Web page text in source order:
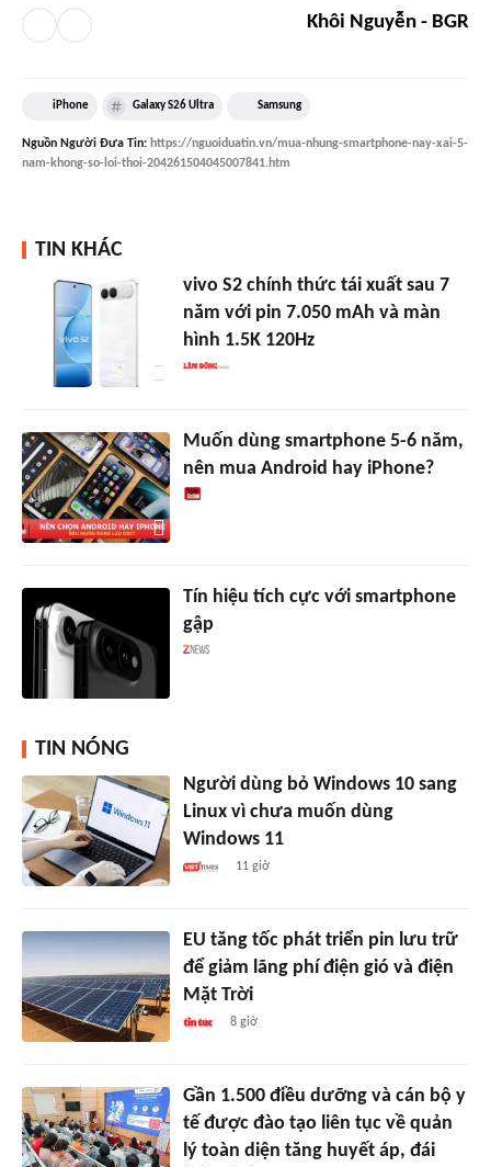
Khôi Nguyễn - BGR
iPhone Galaxy S26 Ultra Samsung
Nguồn Người Đưa Tin: https://nguoiduatin.vn/mua-nhung-smartphone-nay-xai-5-
nam-khong-so-loi-thoi-204261504045007841.htm
TIN KHÁC
vivo S2 chính thức tái xuất sau 7
năm với pin 7.050 mAh và màn
hình 1.5K 120Hz
Muốn dùng smartphone 5-6 năm,
nên mua Android hay iPhone?
Tín hiệu tích cực với smartphone
gập
TIN NÓNG
Người dùng bỏ Windows 10 sang
Linux vì chưa muốn dùng
Windows 11
11 giờ
EU tăng tốc phát triển pin lưu trữ
để giảm lãng phí điện gió và điện
Mặt Trời
8 giờ
Gần 1.500 điều dưỡng và cán bộ y
tế được đào tạo liên tục về quản
lý toàn diện tăng huyết áp, đái